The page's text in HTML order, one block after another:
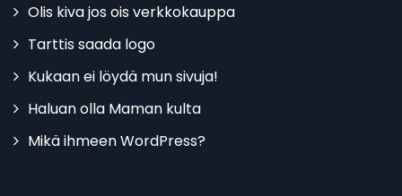
Olis kiva jos ois verkkokauppa
Tarttis saada logo
Kukaan ei löydä mun sivuja!
Haluan olla Maman kulta
Mikä ihmeen WordPress?